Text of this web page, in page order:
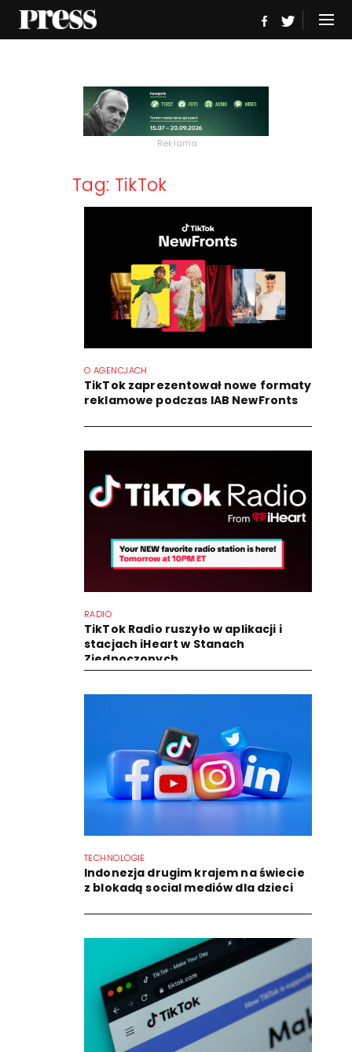
Reklama
Tag: TikTok
O AGENCJACH
TikTok zaprezentował nowe formaty
reklamowe podczas IAB NewFronts
RADIO
TikTok Radio ruszyło w aplikacji i
stacjach iHeart w Stanach
Zjednoczonych
TECHNOLOGIE
Indonezja drugim krajem na świecie
z blokadą social mediów dla dzieci